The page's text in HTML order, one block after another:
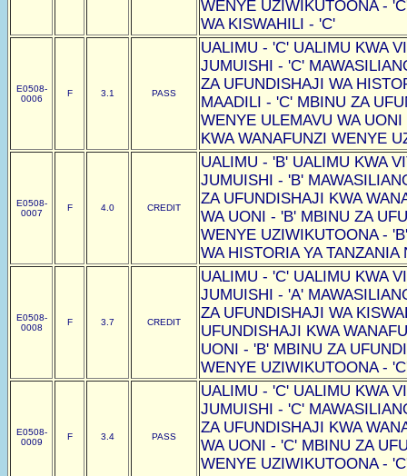
WENYE UZIWIKUTOONA -
WA KISWAHILI - 'C'
E0508-
0006
F 3.1 PASS
UALIMU - 'C' UALIMU KWA
JUMUISHI - 'C'
ZA UFUNDISHAJI WA
MAADILI - 'C' MBINU ZA
WENYE ULEMAVU WA
KWA WANAFUNZI WENYE
E0508-
0007
F 4.0 CREDIT
UALIMU - 'B' UALIMU KWA
JUMUISHI - 'B'
ZA UFUNDISHAJI KWA
WA UONI - 'B' MBINU ZA
WENYE UZIWIKUTOONA -
WA HISTORIA YA TANZANIA
E0508-
0008
F 3.7 CREDIT
UALIMU - 'C' UALIMU KWA
JUMUISHI - 'A'
ZA UFUNDISHAJI WA
UFUNDISHAJI KWA
UONI - 'B' MBINU ZA
WENYE UZIWIKUTOONA -
E0508-
0009
F 3.4 PASS
UALIMU - 'C' UALIMU KWA
JUMUISHI - 'C'
ZA UFUNDISHAJI KWA
WA UONI - 'C' MBINU ZA
WENYE UZIWIKUTOONA -